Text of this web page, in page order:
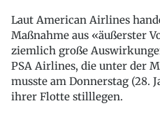
Laut American Airlines
Maßnahme aus «äußerster
ziemlich große
PSA Airlines, die unter der
musste am Donnerstag (28.
ihrer Flotte stilllegen.